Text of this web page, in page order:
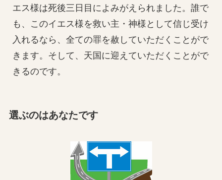
エス様は死後三日目によみがえられました。誰で
も、このイエス様を救い主・神様として信じ受け
入れるなら、全ての罪を赦していただくことがで
きます。そして、天国に迎えていただくことがで
きるのです。
選ぶのはあなたです